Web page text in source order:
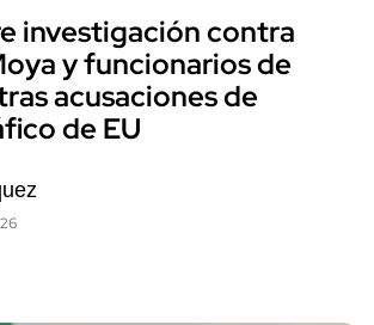
investigación contra
y funcionarios de
acusaciones de
de EU